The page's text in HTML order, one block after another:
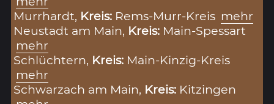
Murrhardt, Kreis: Rems-Murr-Kreis mehr
Neustadt am Main, Kreis: Main-Spessart
mehr
Schlüchtern, Kreis: Main-Kinzig-Kreis
mehr
Schwarzach am Main, Kreis: Kitzingen